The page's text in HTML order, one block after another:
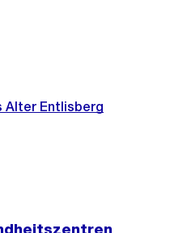
Alter Entlisberg